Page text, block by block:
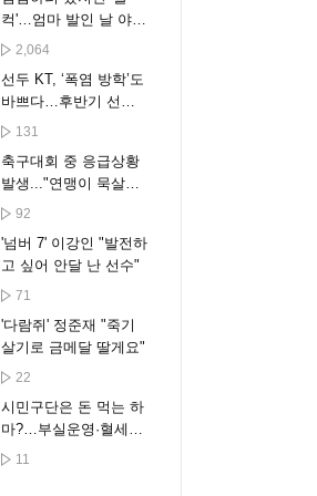
컥'…엄마 발인 날 야구
장 선 아들의 진심
2,064
선두 KT, ‘폭염 방학’도
바쁘다…후반기 선두
수성 준비
131
축구대회 중 응급상황
발생..."연맹이 묵살했
다" 감독들 분노 [자막
92
'넘버 7' 이강인 "발전하
고 싶어 안달 난 선수"
71
'다람쥐' 정준재 "죽기
살기로 금메달 딸게요"
22
시민구단은 돈 먹는 하
마?…부실운영·혈세낭
비 우려
11